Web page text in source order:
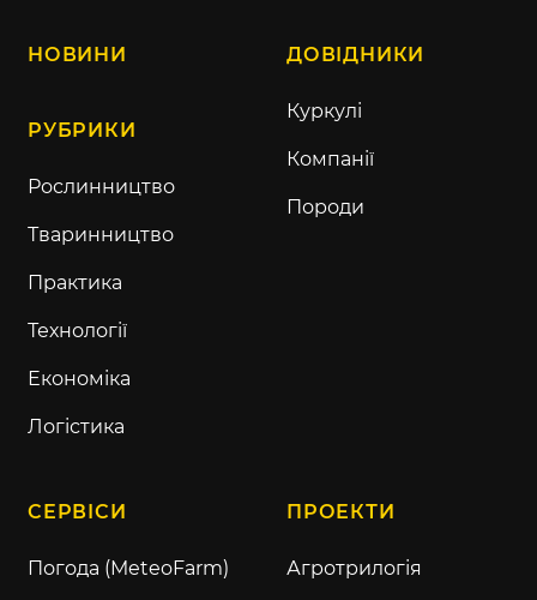
НОВИНИ
РУБРИКИ
Рослинництво
Тваринництво
Практика
Технології
Економіка
Логістика
ДОВІДНИКИ
Куркулі
Компанії
Породи
СЕРВІСИ
Погода (MeteoFarm)
ПРОЕКТИ
Агротрилогія